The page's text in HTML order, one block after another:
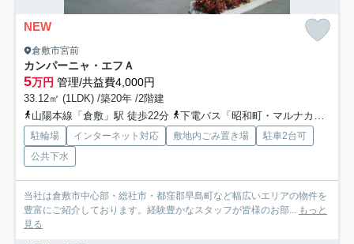
NEW
倉敷市宮前
カンパーニャ・エフＡ
5万円 管理/共益費4,000円
33.12㎡ (1LDK) /築20年 /2階建
山陽本線「倉敷」駅 徒歩22分
下電バス「昭和町・マルナカ倉敷駅前店」バス停下車 徒歩24分
駐輪場 インターネット対応 敷地内ごみ置き場
駐車2台可
公共下水
当社は倉敷市中心部・総社市・都窪郡早島町など幅広いエリアの物件を
豊富にご紹介しております。経験豊かなスタッフが皆様のお部... もっと
見る